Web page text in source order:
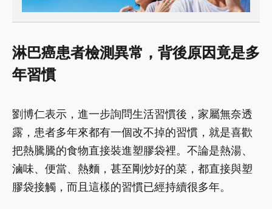
淋巴癌患者檢測異常，背後原因竟是多
年習慣
劉博仁表示，進一步詢問生活習慣後，家屬無奈透
露，患者多年來都有一個改不掉的習慣，就是喜歡
把熱騰騰的食物直接裝進塑膠袋裡。不論是熱湯、
滷味、便當、熱麵，甚至剛炒好的菜，都直接與塑
膠袋接觸，而且這樣的習慣已經持續很多年。